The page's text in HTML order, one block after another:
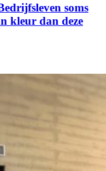
soms
kleur dan deze